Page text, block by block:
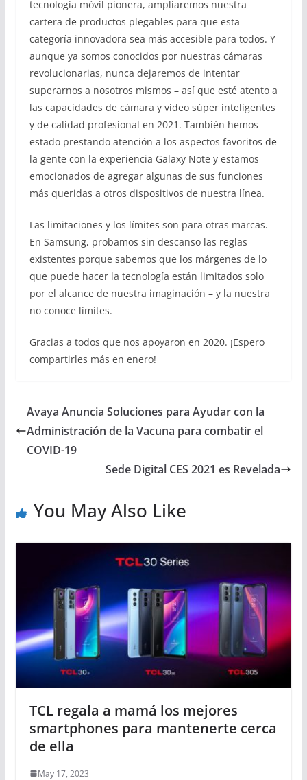
tecnología móvil pionera, ampliaremos nuestra
cartera de productos plegables para que esta
categoría innovadora sea más accesible para todos. Y
aunque ya somos conocidos por nuestras cámaras
revolucionarias, nunca dejaremos de intentar
superarnos a nosotros mismos – así que esté atento a
las capacidades de cámara y video súper inteligentes
y de calidad profesional en 2021. También hemos
estado prestando atención a los aspectos favoritos de
la gente con la experiencia Galaxy Note y estamos
emocionados de agregar algunas de sus funciones
más queridas a otros dispositivos de nuestra línea.
Las limitaciones y los límites son para otras marcas.
En Samsung, probamos sin descanso las reglas
existentes porque sabemos que los márgenes de lo
que puede hacer la tecnología están limitados solo
por el alcance de nuestra imaginación – y la nuestra
no conoce límites.
Gracias a todos que nos apoyaron en 2020. ¡Espero
compartirles más en enero!
Avaya Anuncia Soluciones para Ayudar con la
Administración de la Vacuna para combatir el
COVID-19
Sede Digital CES 2021 es Revelada
You May Also Like
TCL regala a mamá los mejores
smartphones para mantenerte cerca
de ella
May 17, 2023